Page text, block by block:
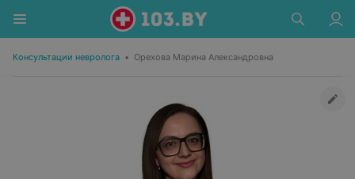
Консультации невролога • Орехова Марина Александровна